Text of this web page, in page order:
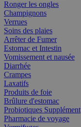
Ronger les ongles
Champignons
Verrues
Soins des plaies
Arrêter de Fumer
Estomac et Intestin
Vomissement et nausée
Diarrhée
Crampes
Laxatifs
Produits de foie
Brûlure d'estomac
Probiotiques Supplément
Pharmacie de voyage